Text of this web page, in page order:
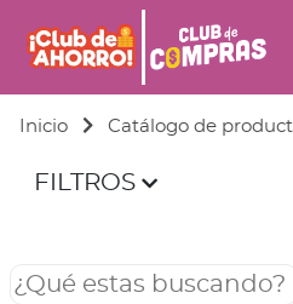
Inicio Catálogo de
FILTROS